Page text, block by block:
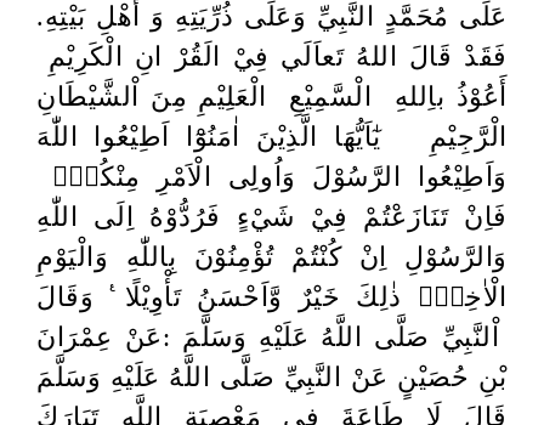
عَلَى مُحَمَّدٍ النَّبِيِّ وَعَلَى ذُرِّيَتِهِ وَ أَهْلِ بَيْتِهِ.
فَقَدْ قَالَ اللهُ تَعاَلَي فِيْ الَقُرْ انِ الْكَرِيْمِ
أَعُوْذُ باِللهِ الْسَّمِيْعِ الْعَلِيْمِ مِنَ اْلشَّيْطَانِ
الْرَّجِيْمِ يٰٓاَيُّهَا الَّذِيْنَ اٰمَنُوْٓا اَطِيْعُوا اللّٰهَ
وَاَطِيْعُوا الرَّسُوْلَ وَاُولِى الْاَمْرِ مِنْكُمْۚ
فَاِنْ تَنَازَعْتُمْ فِيْ شَيْءٍ فَرُدُّوْهُ اِلَى اللّٰهِ
وَالرَّسُوْلِ اِنْ كُنْتُمْ تُؤْمِنُوْنَ بِاللّٰهِ وَالْيَوْمِ
الْاٰخِرِۗ ذٰلِكَ خَيْرٌ وَّاَحْسَنُ تَأْوِيْلًا
وَقَالَ
اْلنَّبِيِّ صَلَّى اللَّهُ عَلَيْهِ وَسَلَّمَ :عَنْ عِمْرَانَ
بْنِ حُصَيْنٍ عَنْ النَّبِيِّ صَلَّى اللَّهُ عَلَيْهِ وَسَلَّمَ
قَالَ لَا طَاعَةَ
فِي مَعْصِيَةِ اللَّهِ تَبَارَكَ